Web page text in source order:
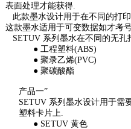
表面处理才能获得.
此款墨水设计用于在不同的打
这款墨水适用于可变数据如才考
SETUV 系列墨水在不同的无孔
● 工程塑料(ABS)
● 聚录乙烯(PVC)
● 聚碳酸酯
产品一”
SETUV 系列墨水设计用于需
塑料卡片上.
● SETUV 黄色